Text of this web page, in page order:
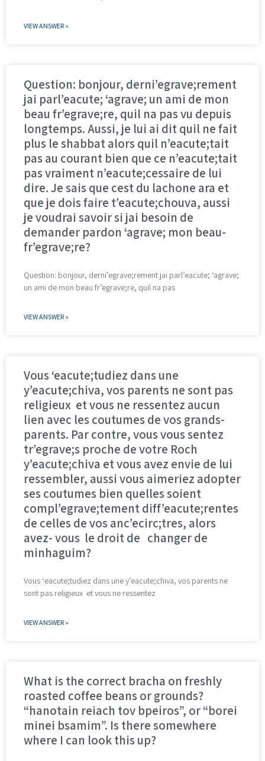
VIEW ANSWER »
Question: bonjour, derni’egrave;rement
jai parl’eacute; ‘agrave; un ami de mon
beau fr’egrave;re, quil na pas vu depuis
longtemps. Aussi, je lui ai dit quil ne fait
plus le shabbat alors quil n’eacute;tait
pas au courant bien que ce n’eacute;tait
pas vraiment n’eacute;cessaire de lui
dire. Je sais que cest du lachone ara et
que je dois faire t’eacute;chouva, aussi
je voudrai savoir si jai besoin de
demander pardon ‘agrave; mon beau-
fr’egrave;re?
Question: bonjour, derni’egrave;rement jai parl’eacute; ‘agrave;
un ami de mon beau fr’egrave;re, quil na pas
VIEW ANSWER »
Vous ‘eacute;tudiez dans une
y’eacute;chiva, vos parents ne sont pas
religieux et vous ne ressentez aucun
lien avec les coutumes de vos grands-
parents. Par contre, vous vous sentez
tr’egrave;s proche de votre Roch
y’eacute;chiva et vous avez envie de lui
ressembler, aussi vous aimeriez adopter
ses coutumes bien quelles soient
compl’egrave;tement diff’eacute;rentes
de celles de vos anc’ecirc;tres, alors
avez- vous le droit de changer de
minhaguim?
Vous ‘eacute;tudiez dans une y’eacute;chiva, vos parents ne
sont pas religieux et vous ne ressentez
VIEW ANSWER »
What is the correct bracha on freshly
roasted coffee beans or grounds?
“hanotain reiach tov bpeiros”, or “borei
minei bsamim”. Is there somewhere
where I can look this up?